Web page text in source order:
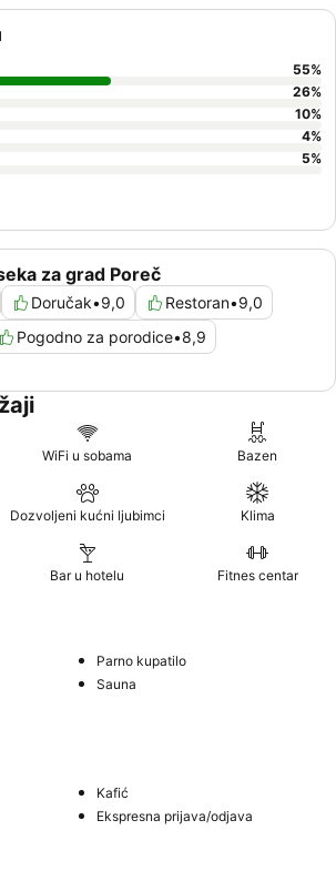
za grad Poreč
Doručak•9,0 Restoran•9,0
Pogodno za porodice•8,9
55%
26%
10%
4%
5%
WiFi u sobama Bazen
Dozvoljeni kućni ljubimci Klima
Bar u hotelu Fitnes centar
Parno kupatilo
Sauna
Kafić
Ekspresna prijava/odjava